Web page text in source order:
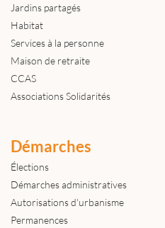
Jardins partagés
Habitat
Services à la personne
Maison de retraite
CCAS
Associations Solidarités
Démarches
Élections
Démarches administratives
Autorisations d'urbanisme
Permanences